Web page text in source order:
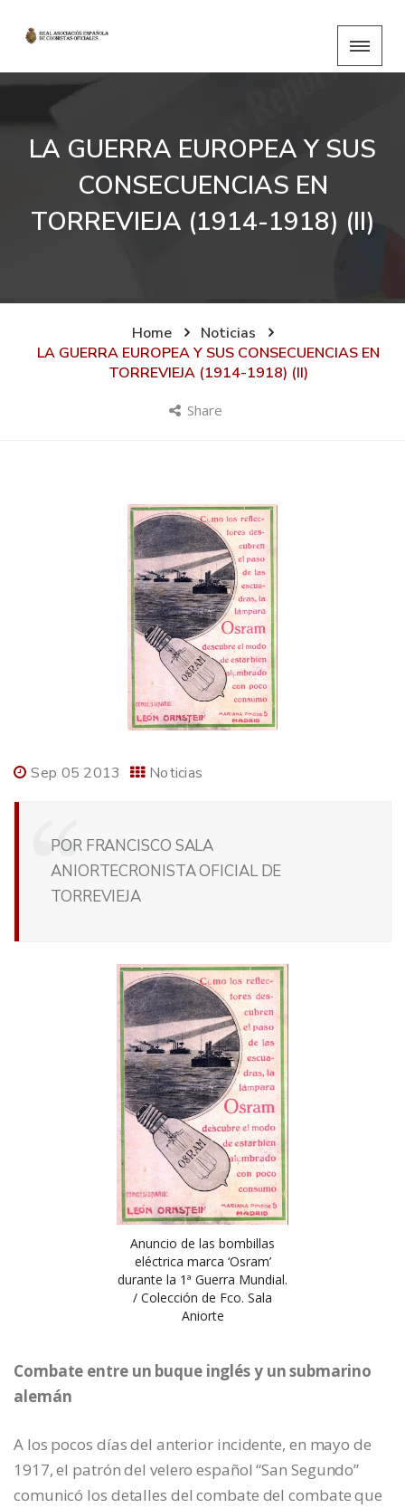
LA GUERRA EUROPEA Y SUS
CONSECUENCIAS EN
TORREVIEJA (1914-1918) (II)
Home
Noticias
LA GUERRA EUROPEA Y SUS CONSECUENCIAS EN
TORREVIEJA (1914-1918) (II)
Share
Sep 05 2013 Noticias
POR FRANCISCO SALA
ANIORTECRONISTA OFICIAL DE
TORREVIEJA
Anuncio de las bombillas
eléctrica marca ‘Osram’
durante la 1ª Guerra Mundial.
/ Colección de Fco. Sala
Aniorte
Combate entre un buque inglés y un submarino
alemán
A los pocos días del anterior incidente, en mayo de
1917, el patrón del velero español “San Segundo”
comunicó los detalles del combate del combate que